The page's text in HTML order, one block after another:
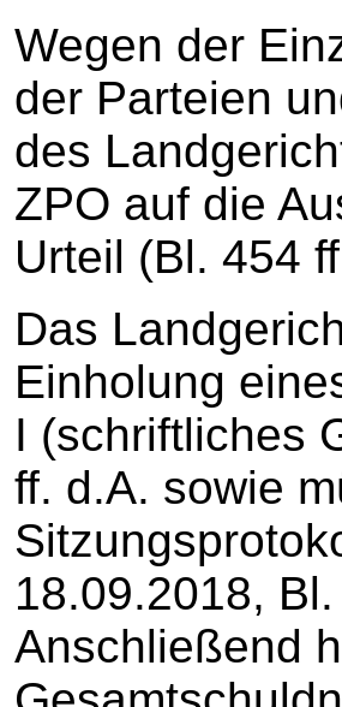
Wegen der
der Parteien
des
ZPO auf die
Urteil (Bl. 454
Das
Einholung
I (schriftliches
ff. d.A. sowie
18.09.2018,
Anschließend